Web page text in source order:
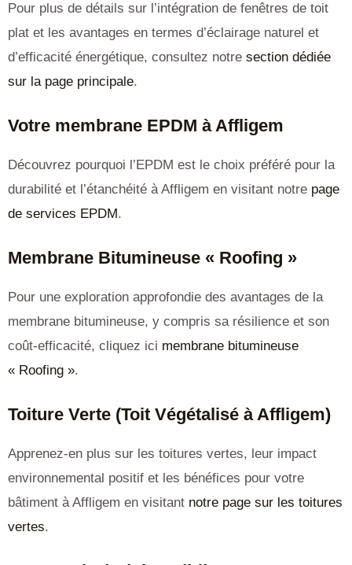
Pour plus de détails sur l’intégration de fenêtres de toit
plat et les avantages en termes d’éclairage naturel et
d’efficacité énergétique, consultez notre section dédiée
sur la page principale.
Votre membrane EPDM à Affligem
Découvrez pourquoi l’EPDM est le choix préféré pour la
durabilité et l’étanchéité à Affligem en visitant notre page
de services EPDM.
Membrane Bitumineuse « Roofing »
Pour une exploration approfondie des avantages de la
membrane bitumineuse, y compris sa résilience et son
coût-efficacité, cliquez ici membrane bitumineuse
« Roofing ».
Toiture Verte (Toit Végétalisé à Affligem)
Apprenez-en plus sur les toitures vertes, leur impact
environnemental positif et les bénéfices pour votre
bâtiment à Affligem en visitant notre page sur les toitures
vertes.